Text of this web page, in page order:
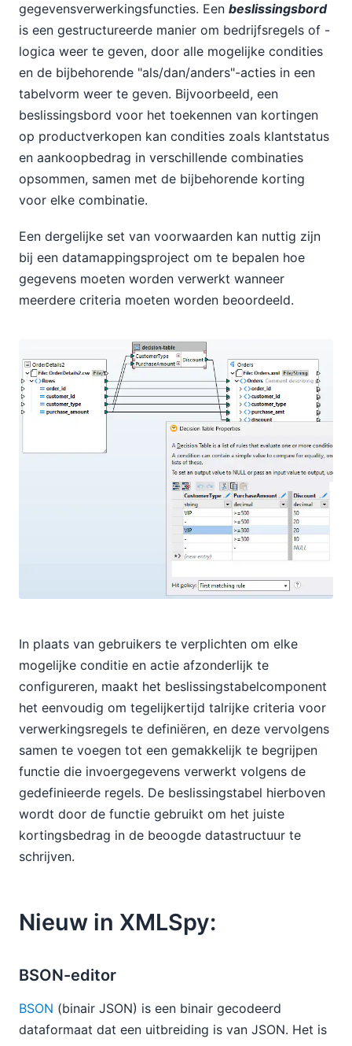
gegevensverwerkingsfuncties. Een beslissingsbord
is een gestructureerde manier om bedrijfsregels of -
logica weer te geven, door alle mogelijke condities
en de bijbehorende "als/dan/anders"-acties in een
tabelvorm weer te geven. Bijvoorbeeld, een
beslissingsbord voor het toekennen van kortingen
op productverkopen kan condities zoals klantstatus
en aankoopbedrag in verschillende combinaties
opsommen, samen met de bijbehorende korting
voor elke combinatie.
Een dergelijke set van voorwaarden kan nuttig zijn
bij een datamappingsproject om te bepalen hoe
gegevens moeten worden verwerkt wanneer
meerdere criteria moeten worden beoordeeld.
In plaats van gebruikers te verplichten om elke
mogelijke conditie en actie afzonderlijk te
configureren, maakt het beslissingstabelcomponent
het eenvoudig om tegelijkertijd talrijke criteria voor
verwerkingsregels te definiëren, en deze vervolgens
samen te voegen tot een gemakkelijk te begrijpen
functie die invoergegevens verwerkt volgens de
gedefinieerde regels. De beslissingstabel hierboven
wordt door de functie gebruikt om het juiste
kortingsbedrag in de beoogde datastructuur te
schrijven.
Nieuw in XMLSpy:
BSON-editor
BSON (binair JSON) is een binair gecodeerd
dataformaat dat een uitbreiding is van JSON. Het is